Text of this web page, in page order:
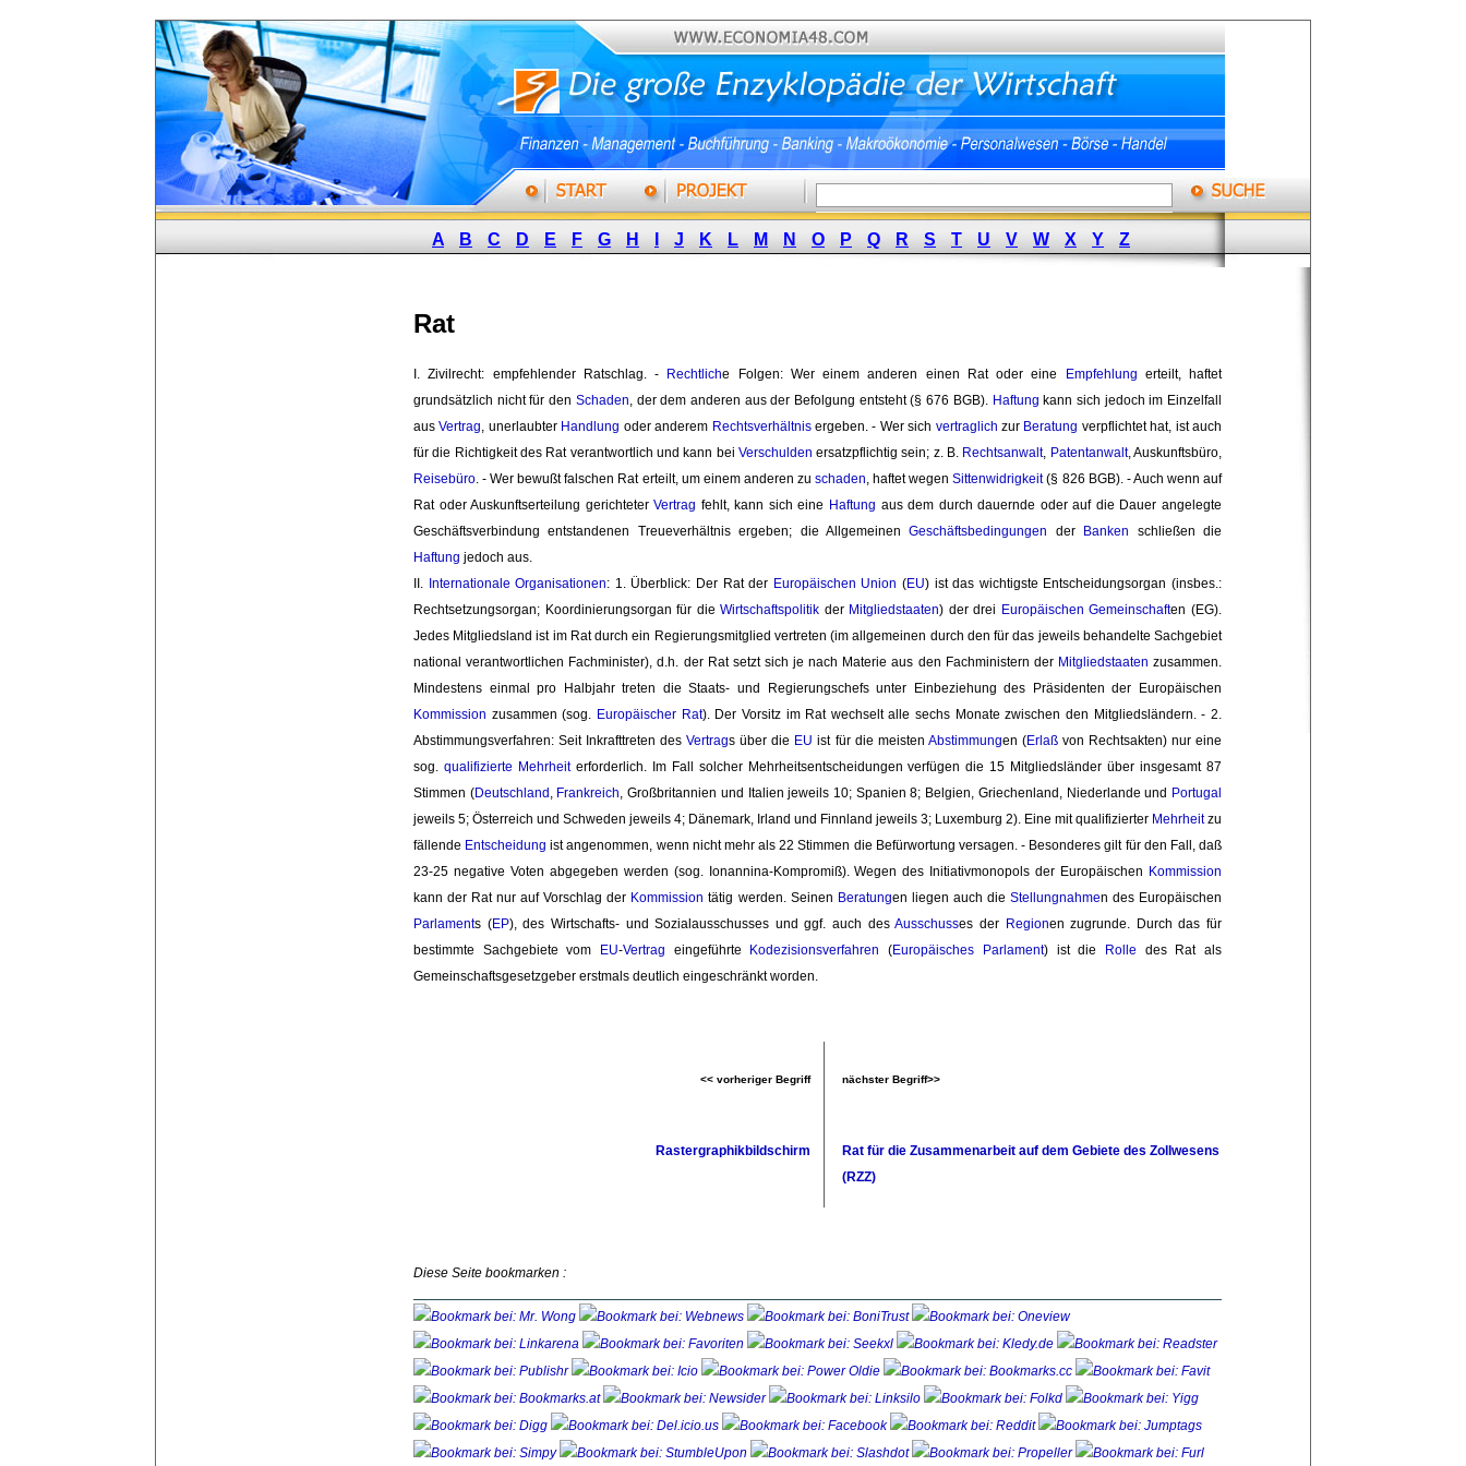
A B C D E F G H J K L M N O P Q R S T U V W X Y Z
Rat
I. Zivilrecht: empfehlender Ratschlag. - Rechtliche Folgen: Wer einem anderen einen Rat oder eine Empfehlung erteilt, haftet
grundsätzlich nicht für den Schaden, der dem anderen aus der Befolgung entsteht (§ 676 BGB). Haftung kann sich jedoch im Einzelfall
ausVertrag, unerlaubter Handlung oder anderem Rechtsverhältnisergeben. - Wer sich vertraglich zur Beratung verpflichtet hat, ist auch
für die Richtigkeit des Rat verantwortlich und kann bei Verschulden ersatzpflichtig sein; z. B. Rechtsanwalt, Patentanwalt, Auskunftsbüro,
Reisebüro. - Wer bewußt falschen Rat erteilt, um einem anderen zuschaden, haftet wegenSittenwidrigkeit(§ 826 BGB). - Auch wenn auf
Rat oder Auskunftserteilung gerichteterVertrag fehlt, kann sich eine Haftung aus dem durch dauernde oder auf die Dauer angelegte
Geschäftsverbindung entstandenen Treueverhältnis ergeben; die AllgemeinenGeschäftsbedingungen der Banken schließen die
Haftung jedoch aus.
II. Internationale Organisationen: 1. Überblick: Der Rat der Europäischen Union (EU) ist das wichtigste Entscheidungsorgan (insbes.:
Rechtsetzungsorgan; Koordinierungsorgan für dieWirtschaftspolitik der Mitgliedstaaten) der drei Europäischen Gemeinschaften (EG).
Jedes Mitgliedsland ist im Rat durch ein Regierungsmitglied vertreten (im allgemeinen durch den für das jeweils behandelte Sachgebiet
national verantwortlichen Fachminister), d.h. der Rat setzt sich je nach Materie aus den Fachministern der Mitgliedstaaten zusammen.
Mindestens einmal pro Halbjahr treten die Staats- und Regierungschefs unter Einbeziehung des Präsidenten der Europäischen
Kommission zusammen (sog. Europäischer Rat). Der Vorsitz im Rat wechselt alle sechs Monate zwischen den Mitgliedsländern. - 2.
Abstimmungsverfahren: Seit Inkrafttreten desVertrags über die EU ist für die meisten Abstimmungen (Erlaßvon Rechtsakten) nur eine
sog. qualifizierte Mehrheiterforderlich. Im Fall solcher Mehrheitsentscheidungen verfügen die 15 Mitgliedsländer über insgesamt 87
Stimmen (Deutschland , Frankreich, Großbritannien und Italien jeweils 10; Spanien 8; Belgien, Griechenland, Niederlande und Portugal
jeweils 5; Österreich und Schweden jeweils 4; Dänemark, Irland und Finnland jeweils 3; Luxemburg 2). Eine mit qualifizierter Mehrheitzu
fällende Entscheidung ist angenommen, wenn nicht mehr als 22 Stimmen die Befürwortung versagen. - Besonderes gilt für den Fall, daß
23-25 negative Voten abgegeben werden (sog. Ionannina-Kompromiß). Wegen des Initiativmonopols der Europäischen Kommission
kann der Rat nur auf Vorschlag der Kommission tätig werden. Seinen Beratungen liegen auch die Stellungnahmen des Europäischen
Parlaments (EP), des Wirtschafts- und Sozialausschusses und ggf. auch desAusschusses der Regionen zugrunde. Durch das für
bestimmte Sachgebiete vom
EU-Vertrag eingeführte Kodezisionsverfahren (Europäisches Parlament) ist die Rolle des Rat als
Gemeinschaftsgesetzgeber erstmals deutlich eingeschränkt worden.
<< vorheriger Begriff nächster Begriff>>
Rastergraphikbildschirm
Rat für die Zusammenarbeit auf dem Gebiete des Zollwesens
(RZZ)
Diese Seite bookmarken :